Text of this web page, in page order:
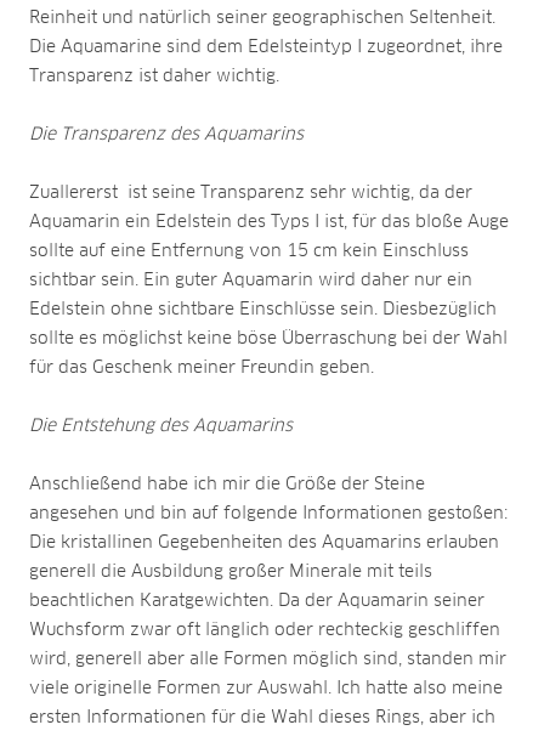
Reinheit und natürlich seiner geographischen Seltenheit.
Die Aquamarine sind dem Edelsteintyp I zugeordnet, ihre
Transparenz ist daher wichtig.
Die Transparenz des Aquamarins
Zuallererst ist seine Transparenz sehr wichtig, da der
Aquamarin ein Edelstein des Typs I ist, für das bloße Auge
sollte auf eine Entfernung von 15 cm kein Einschluss
sichtbar sein. Ein guter Aquamarin wird daher nur ein
Edelstein ohne sichtbare Einschlüsse sein. Diesbezüglich
sollte es möglichst keine böse Überraschung bei der Wahl
für das Geschenk meiner Freundin geben.
Die Entstehung des Aquamarins
Anschließend habe ich mir die Größe der Steine
angesehen und bin auf folgende Informationen gestoßen:
Die kristallinen Gegebenheiten des Aquamarins erlauben
generell die Ausbildung großer Minerale mit teils
beachtlichen Karatgewichten. Da der Aquamarin seiner
Wuchsform zwar oft länglich oder rechteckig geschliffen
wird, generell aber alle Formen möglich sind, standen mir
viele originelle Formen zur Auswahl. Ich hatte also meine
ersten Informationen für die Wahl dieses Rings, aber ich